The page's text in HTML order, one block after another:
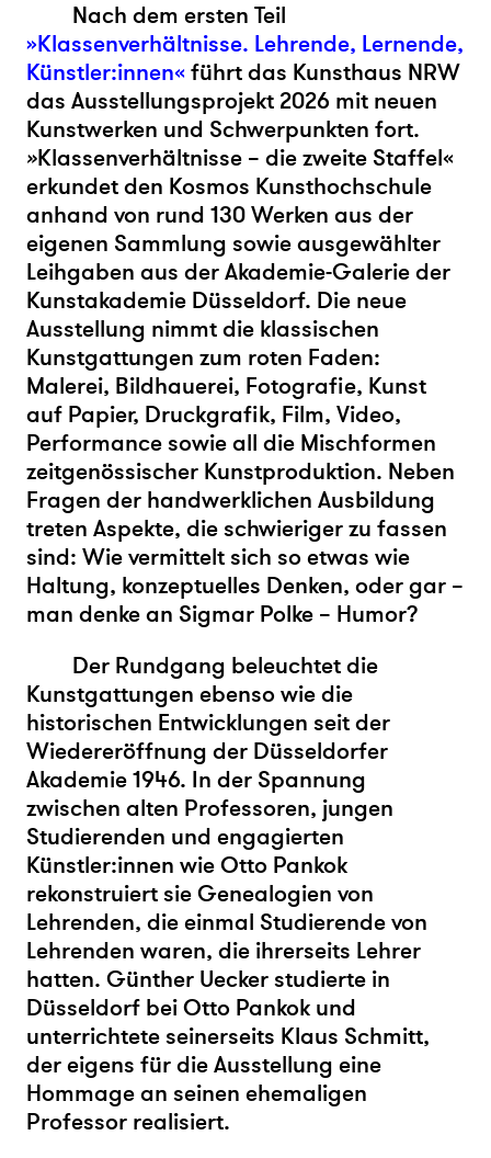
Nach dem ersten Teil
»Klassenverhältnisse. Lehrende, Lernende,
Künstler:innen« führt das Kunsthaus NRW
das Ausstellungsprojekt 2026 mit neuen
Kunstwerken und Schwerpunkten fort.
»Klassenverhältnisse – die zweite Staffel«
erkundet den Kosmos Kunsthochschule
anhand von rund 130 Werken aus der
eigenen Sammlung sowie ausgewählter
Leihgaben aus der Akademie-Galerie der
Kunstakademie Düsseldorf. Die neue
Ausstellung nimmt die klassischen
Kunstgattungen zum roten Faden:
Malerei, Bildhauerei, Fotografie, Kunst
auf Papier, Druckgrafik, Film, Video,
Performance sowie all die Mischformen
zeitgenössischer Kunstproduktion. Neben
Fragen der handwerklichen Ausbildung
treten Aspekte, die schwieriger zu fassen
sind: Wie vermittelt sich so etwas wie
Haltung, konzeptuelles Denken, oder gar –
man denke an Sigmar Polke – Humor?
Der Rundgang beleuchtet die
Kunstgattungen ebenso wie die
historischen Entwicklungen seit der
Wiedereröffnung der Düsseldorfer
Akademie 1946. In der Spannung
zwischen alten Professoren, jungen
Studierenden und engagierten
Künstler:innen wie Otto Pankok
rekonstruiert sie Genealogien von
Lehrenden, die einmal Studierende von
Lehrenden waren, die ihrerseits Lehrer
hatten. Günther Uecker studierte in
Düsseldorf bei Otto Pankok und
unterrichtete seinerseits Klaus Schmitt,
der eigens für die Ausstellung eine
Hommage an seinen ehemaligen
Professor realisiert.